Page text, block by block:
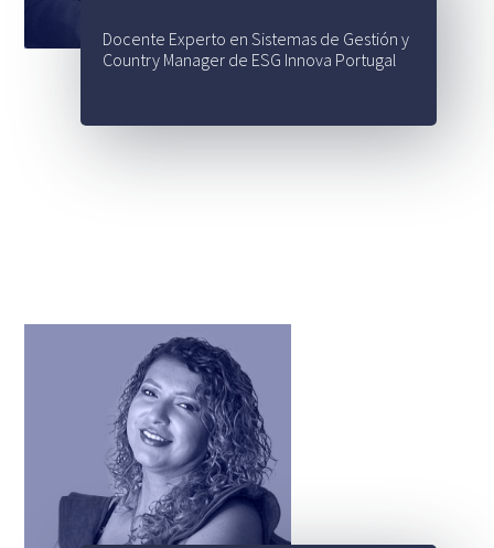
Docente Experto en Sistemas de Gestión y
Country Manager de ESG Innova Portugal